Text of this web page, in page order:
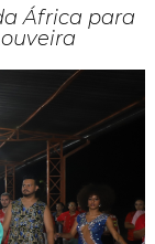
África para